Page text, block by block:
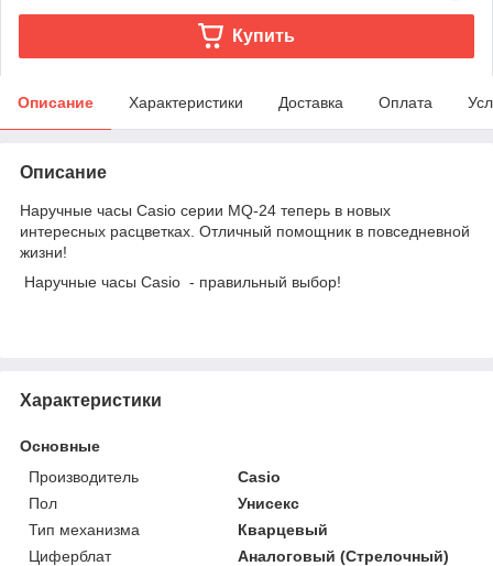
Купить
Описание Характеристики Доставка Оплата
Описание
Наручные часы Casio серии MQ-24 теперь в новых
интересных расцветках. Отличный помощник в повседневной
жизни!
Наручные часы Casio - правильный выбор!
Характеристики
Основные
Производитель
Casio
Пол
Унисекс
Тип механизма
Кварцевый
Циферблат
Аналоговый (Стрелочный)